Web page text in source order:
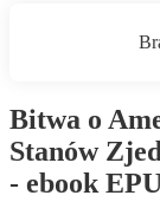
Bitwa o
Stanów
- ebook